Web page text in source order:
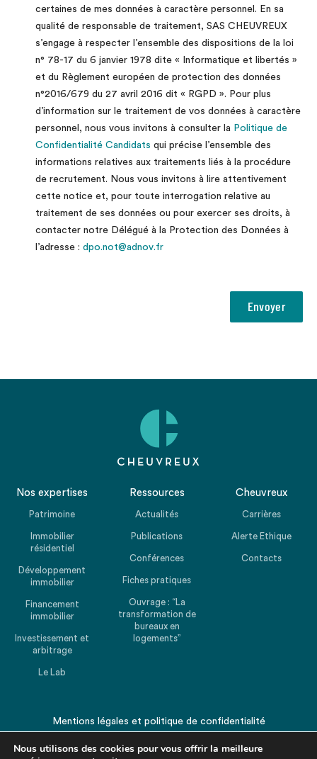
certaines de mes données à caractère personnel. En sa
qualité de responsable de traitement, SAS CHEUVREUX
s’engage à respecter l’ensemble des dispositions de la loi
n° 78-17 du 6 janvier 1978 dite « Informatique et libertés »
et du Règlement européen de protection des données
n°2016/679 du 27 avril 2016 dit « RGPD ». Pour plus
d’information sur le traitement de vos données à caractère
personnel, nous vous invitons à consulter la Politique de
Confidentialité Candidats qui précise l’ensemble des
informations relatives aux traitements liés à la procédure
de recrutement. Nous vous invitons à lire attentivement
cette notice et, pour toute interrogation relative au
traitement de ses données ou pour exercer ses droits, à
contacter notre Délégué à la Protection des Données à
l’adresse : dpo.not@adnov.fr
Nos expertises
Patrimoine
Immobilier
résidentiel
Développement
immobilier
Financement
immobilier
Investissement et
arbitrage
Le Lab
Ressources
Actualités
Publications
Conférences
Fiches pratiques
Ouvrage : “La
transformation de
bureaux en
logements”
Cheuvreux
Carrières
Alerte Ethique
Contacts
Mentions légales et politique de confidentialité
Nous utilisons des cookies pour vous offrir la meilleure